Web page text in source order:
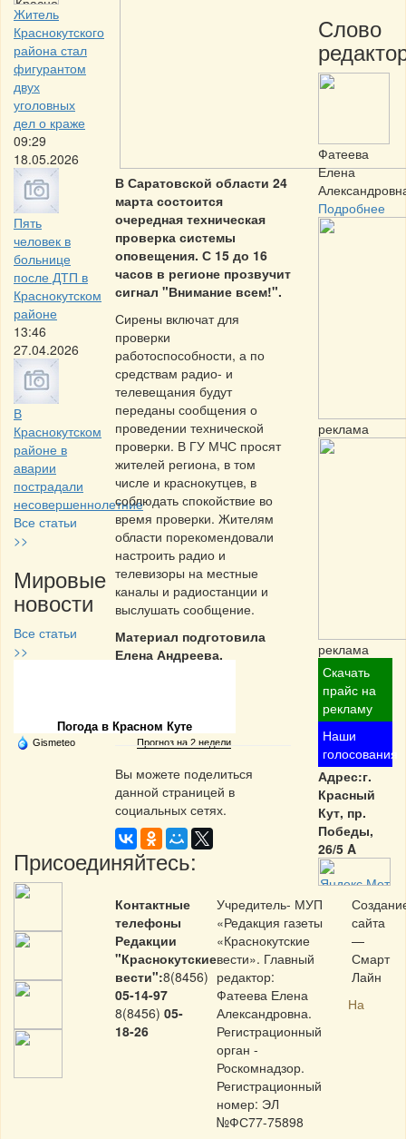
Житель
Краснокутского
района стал
фигурантом
двух
уголовных
дел о краже
09:29
18.05.2026
Пять
человек в
больнице
после ДТП в
Краснокутском
районе
13:46
27.04.2026
В
Краснокутском
районе в
аварии
пострадали
несовершеннолетние
Все статьи
>>
Мировые
новости
Все статьи
>>
Погода в Красном Куте
Gismeteo Прогноз на 2 недели
Присоединяйтесь:
В Саратовской области 24
марта состоится
очередная техническая
проверка системы
оповещения. С 15 до 16
часов в регионе прозвучит
сигнал "Внимание всем!".
Сирены включат для
проверки
работоспособности, а по
средствам радио- и
телевещания будут
переданы сообщения о
проведении технической
проверки. В ГУ МЧС просят
жителей региона, в том
числе и краснокутцев, в
соблюдать спокойствие во
время проверки. Жителям
области порекомендовали
настроить радио и
телевизоры на местные
каналы и радиостанции и
выслушать сообщение.
Материал подготовила
Елена Андреева.
Вы можете поделиться
данной страницей в
социальных сетях.
Слово
Фатеева
Елена
Подробнее
реклама
реклама
Скачать
прайс на
рекламу
Наши
голосования
Адрес:г.
Красный
Кут, пр.
Победы,
26/5 A
Контактные
телефоны
Редакции
"Краснокутские
вести":8(8456)
05-14-97
8(8456) 05-
18-26
Учредитель- МУП
«Редакция газеты
«Краснокутские
вести». Главный
редактор:
Фатеева Елена
Александровна.
Регистрационный
орган -
Роскомнадзор.
Регистрационный
номер: ЭЛ
№ФС77-75898
сайта
—
Смарт
Лайн
На